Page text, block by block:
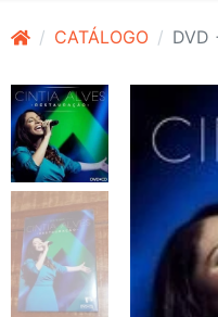
CATÁLOGO DVD